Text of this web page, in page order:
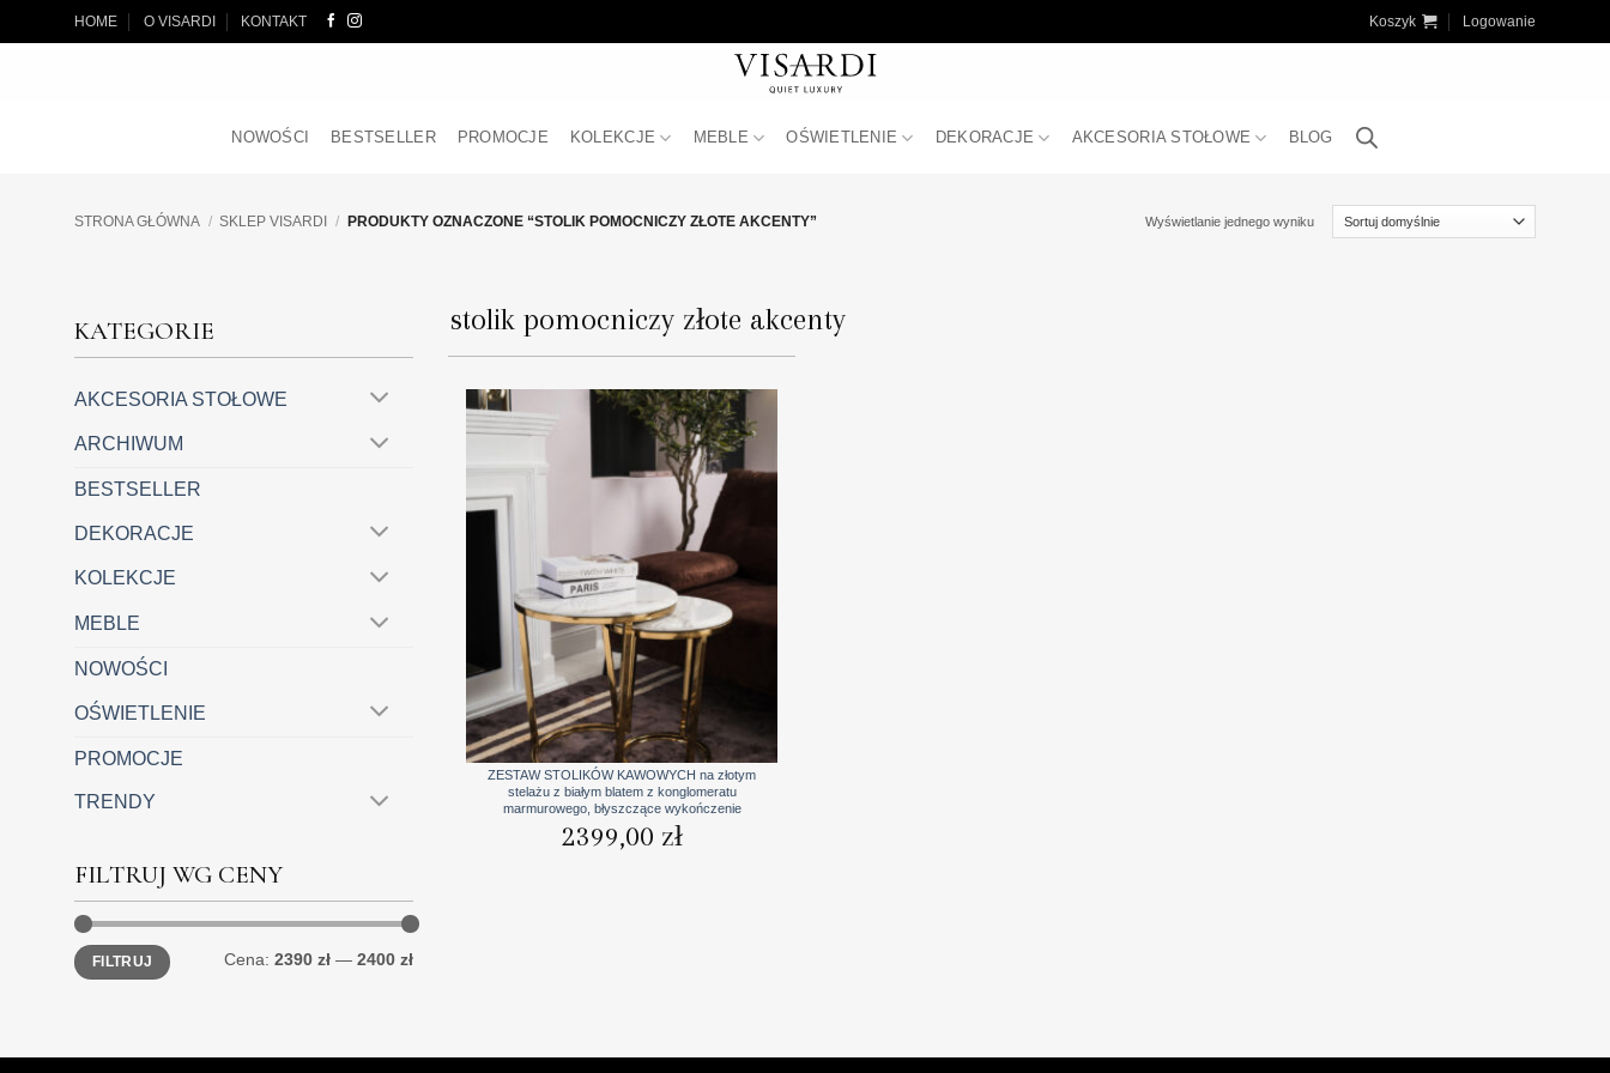
do
HOME O VISARDI KONTAKT Koszyk Logowanie
NOWOŚCI BESTSELLER PROMOCJE KOLEKCJE MEBLE OŚWIETLENIE DEKORACJE AKCESORIA STOŁOWE BLOG
STRONA GŁÓWNA / SKLEP VISARDI / PRODUKTY OZNACZONE “STOLIK POMOCNICZY ZŁOTE AKCENTY” Wyświetlanie jednego wyniku
KATEGORIE
AKCESORIA STOŁOWE
ARCHIWUM
BESTSELLER
DEKORACJE
KOLEKCJE
MEBLE
NOWOŚCI
OŚWIETLENIE
PROMOCJE
TRENDY
FILTRUJ WG CENY
Cena
min
Cena
maxFILTRUJ Cena: 2390 zł— 2400 zł
stolik pomocniczy złote akcenty
+
ZESTAW STOLIKÓW KAWOWYCH na złotym
stelażu z białym blatem z konglomeratu
marmurowego, błyszczące wykończenie
2399,00 zł